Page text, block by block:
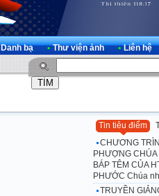
Danh bạ • Thư viện ảnh • Liên hệ
Tin tiêu điểm
CHƯƠNG
PHƯỢNG
BÁP TÊM CỦA
PHƯỚC Chúa
TRUYỀN